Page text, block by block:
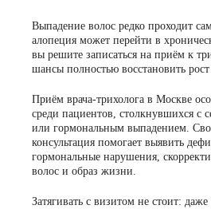
Выпадение волос редко проходит
алопеция может перейти в
вы решите записаться на приём к
шансы полностью восстановить рост
Приём врача-трихолога в Москве
среди пациентов, столкнувшихся с
или гормональным выпадением.
консультация помогает выявить
гормональные нарушения,
волос и образ жизни.
Затягивать с визитом не стоит: даже